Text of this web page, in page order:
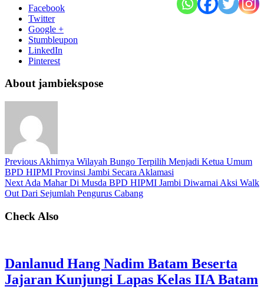
Facebook
Twitter
Google +
Stumbleupon
LinkedIn
Pinterest
About jambiekspose
Previous Akhirnya Wilayah Bungo Terpilih Menjadi Ketua Umum
BPD HIPMI Provinsi Jambi Secara Aklamasi
Next Ada Mahar Di Musda BPD HIPMI Jambi Diwarnai Aksi Walk
Out Dari Sejumlah Pengurus Cabang
Check Also
Danlanud Hang Nadim Batam Beserta
Jajaran Kunjungi Lapas Kelas IIA Batam